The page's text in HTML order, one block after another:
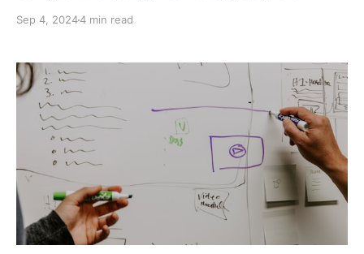
secara mudah bagaimana menempatkan kata-kata
“tetapi/tapi”, “akan tetapi”, dan “namun” sama-sama
merupakan konjungsi. Konjungsi adalah kata hubung
atau kata sambung, yang tugasnya
Sep 4, 20244 min read